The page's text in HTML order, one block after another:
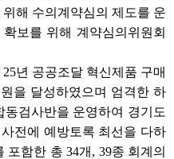
해 수의계약심의 제도를 운
보를 위해 계약심의위원회
년 공공조달 혁신제품 구매
을 달성하였으며 엄격한 하
검사반을 운영하여 경기도
전에 예방토록 최선을 다하
함한 총 34개, 39종 회계의